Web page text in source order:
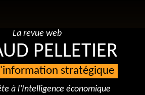
La revue web
PELLETIER
stratégique
à l’Intelligence économique